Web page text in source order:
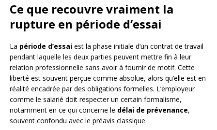
Ce que recouvre vraiment la
rupture en période d’essai
La période d’essai est la phase initiale d’un contrat de travail
pendant laquelle les deux parties peuvent mettre fin à leur
relation professionnelle sans avoir à fournir de motif. Cette
liberté est souvent perçue comme absolue, alors qu’elle est en
réalité encadrée par des obligations formelles. L’employeur
comme le salarié doit respecter un certain formalisme,
notamment en ce qui concerne le délai de prévenance,
souvent confondu avec le préavis classique.